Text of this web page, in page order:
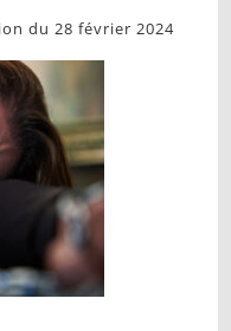
du 28 février 2024